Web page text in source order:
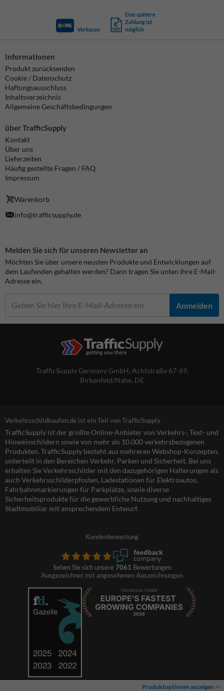
Produktoptionen anzeigen
Vorkasse
Eine spätere
Zahlung ist
möglich
Informationen
Produkt zurücksenden
Cookie / Datenschutz
Haftungsausschluss
Inhaltsverzeichnis
Allgemeine Geschäftsbedingungen
über TrafficSupply
Kontakt
Über uns
Lieferzeiten
Häufig gestellte Fragen / FAQ
Impressum
Warenkorb
info@trafficsupply.de
Melden Sie sich für unseren Newsletter an
Möchten Sie über unsere neusten Produkte und Entwicklungen auf
dem Laufenden gehalten werden? Dann tragen Sie unten Ihre E-Mail-
Adresse ein.
Anmelden
TrafficSupply Germany GmbH, Achtstraße 67-69,
Birkenfeld/Nahe, DE
Verkehrsschildkaufen.de ist ein Teil von TrafficSupply
TrafficSupply ist der größte Online-Anbieter von Verkehrs-, Text- und
Hinweisschildern sowie von mehr als 10.000 verkehrsbezogenen
Produkten. TrafficSupply besteht aus mehreren Webshop-Konzepten,
unterteilt in den Bereichen Verkehr, Parken und Sicherheit. Bei uns
erhalten Sie Verkehrsschilder mit den dazugehörigen Halterungen als
auch Verkehrsschilderpfosten, Ladestationen für Elektroautos,
Fahrbahnmarkierungen für Parkplätze, sowie diverse
Sicherheitsprodukte für die gewerbliche Nutzung und nachhaltiges
Stadtmobiliar mit ansprechendem Entwurf.
Kundenbewertung
Sehen Sie sich unsere 7061 Bewertungen
Ausgezeichnet mit angesehenen Auszeichnungen